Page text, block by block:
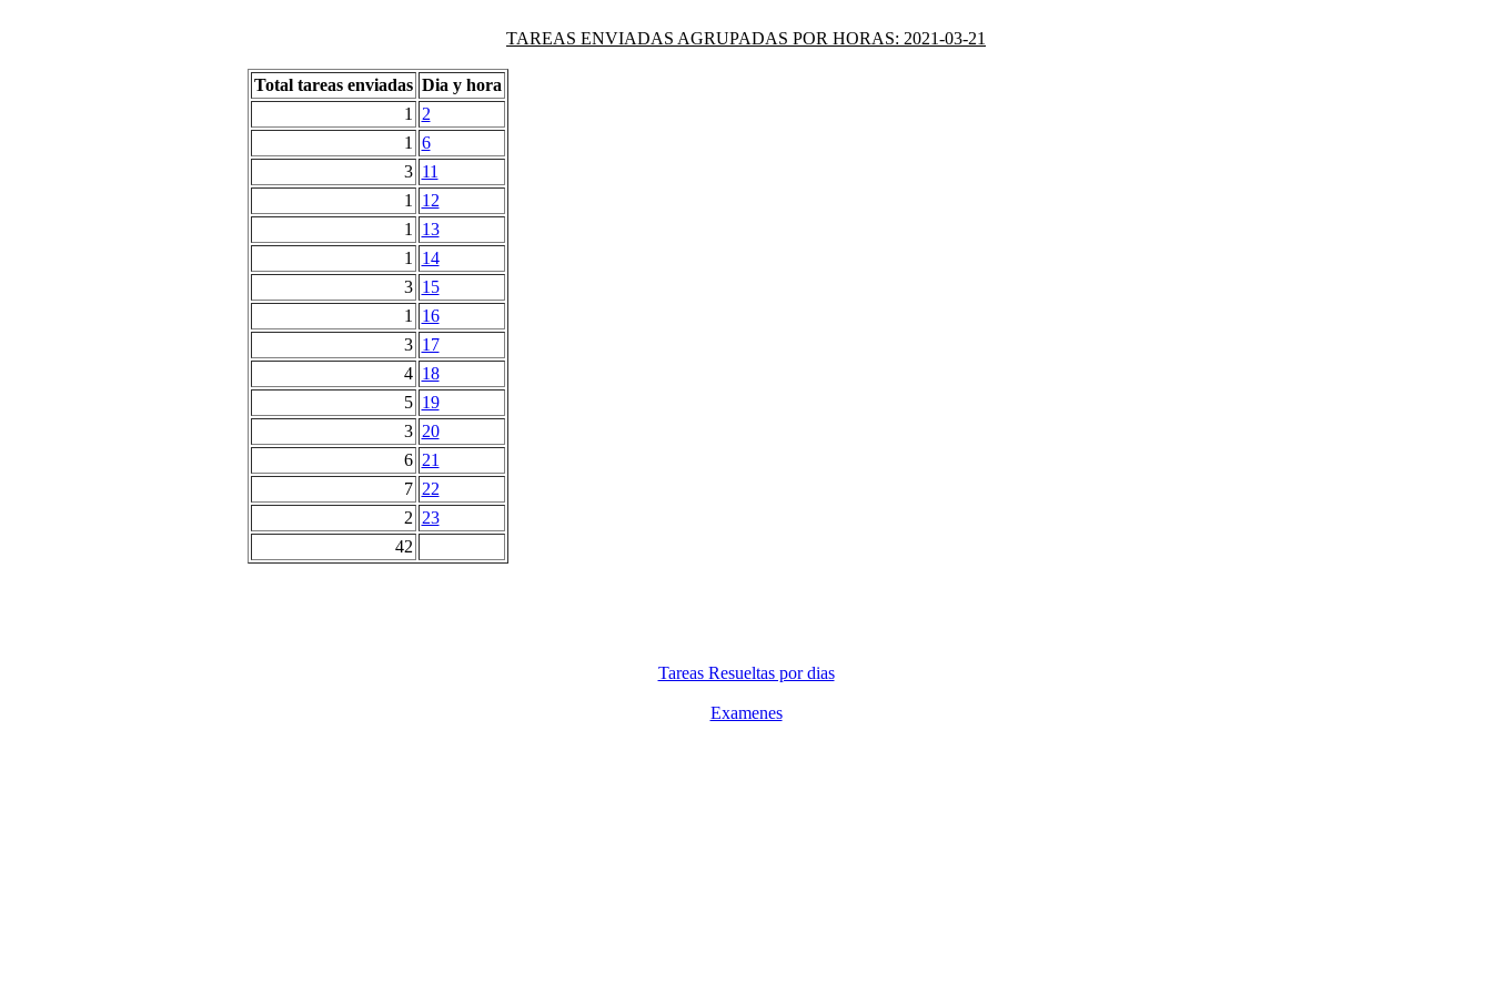
TAREAS ENVIADAS AGRUPADAS POR HORAS: 2021-03-21
Total tareas enviadas Dia y hora
1
2
1
6
3 11
1
12
1
13
1
14
3 15
1
16
3 17
4 18
5 19
3 20
6 21
7 22
2 23
42
Tareas Resueltas por dias
Examenes